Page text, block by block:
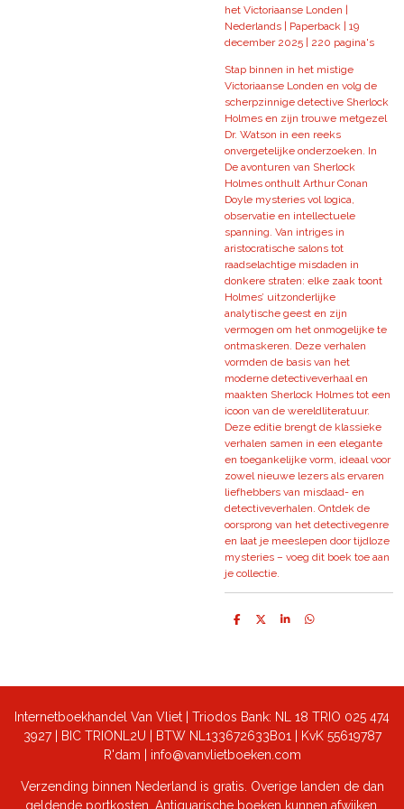
het Victoriaanse Londen |
Nederlands | Paperback | 19
december 2025 | 220 pagina's
Stap binnen in het mistige
Victoriaanse Londen en volg de
scherpzinnige detective Sherlock
Holmes en zijn trouwe metgezel
Dr. Watson in een reeks
onvergetelijke onderzoeken. In
De avonturen van Sherlock
Holmes onthult Arthur Conan
Doyle mysteries vol logica,
observatie en intellectuele
spanning. Van intriges in
aristocratische salons tot
raadselachtige misdaden in
donkere straten: elke zaak toont
Holmes’ uitzonderlijke
analytische geest en zijn
vermogen om het onmogelijke te
ontmaskeren. Deze verhalen
vormden de basis van het
moderne detectiveverhaal en
maakten Sherlock Holmes tot een
icoon van de wereldliteratuur.
Deze editie brengt de klassieke
verhalen samen in een elegante
en toegankelijke vorm, ideaal voor
zowel nieuwe lezers als ervaren
liefhebbers van misdaad- en
detectiveverhalen. Ontdek de
oorsprong van het detectivegenre
en laat je meeslepen door tijdloze
mysteries – voeg dit boek toe aan
je collectie.
D
D
S
D
Internetboekhandel Van Vliet | Triodos Bank: NL 18 TRIO 025 474
3927 | BIC TRIONL2U | BTW NL133672633B01 | KvK 55619787
R'dam | info@vanvlietboeken.com
Verzending binnen Nederland is gratis. Overige landen de dan
geldende portkosten. Antiquarische boeken kunnen afwijken.